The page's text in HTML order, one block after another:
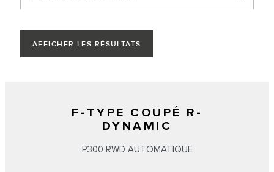
AFFICHER LES RÉSULTATS
F-TYPE COUPÉ R-
DYNAMIC
P300 RWD AUTOMATIQUE